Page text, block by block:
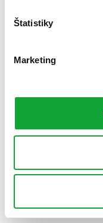
Štatistiky
Marketing